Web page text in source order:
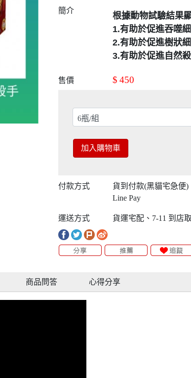
簡介
根據動物試驗結果
1.有助於促進吞噬
2.有助於促進樹狀
3.有助於促進自然
售價 $ 450
加入購物車
付款方式
貨到付款(黑貓宅急便
Line Pay
運送方式 貨運宅配、7-11 到店
商品問答 心得分享